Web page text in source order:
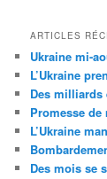
ARTICLES
Ukraine mi-
L’Ukraine
Des milliards
Promesse
L’Ukraine
Des mois se